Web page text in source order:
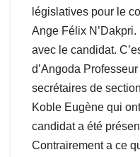
législatives pour le
Ange Félix
avec le candidat.
d’Angoda
secrétaires de
Koble Eugène qui
candidat a été
Contrairement a ce